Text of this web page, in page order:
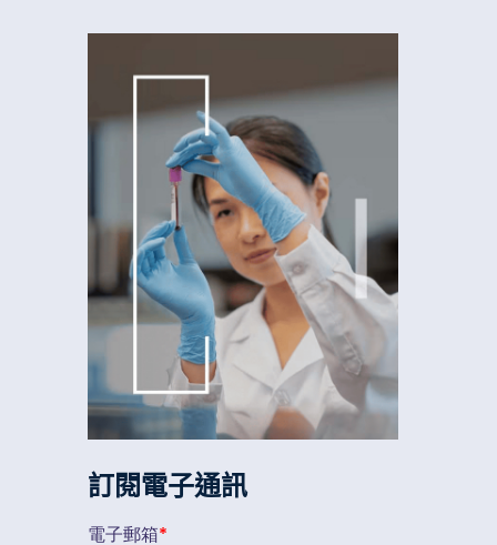
訂閱電子通訊